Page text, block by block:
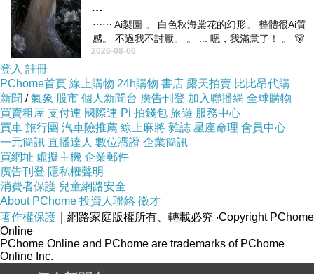
…
⋯⋯ Ai製圖 。 白色秋海棠花的幻形。 整體很Ai質
感。 不過我不討厭。 。 ... 嗯，我滿意了！ 。 🐻
昨中
2026-08-06
登入 註冊
PChome首頁 線上購物 24h購物 書店 露天拍賣 比比昂代購
新聞 /氣象 股市 個人新聞台 廣告刊登 加入聯播網 全球購物
買賣租屋 支付連 國際連 Pi 拍錢包 旅遊 服務中心
買車 旅行團 汽車險推薦 線上麻將 雜誌 星座命理 會員中心
一元簡訊 直播達人 數位憑證 企業簡訊
買網址 虛擬主機 企業郵件
廣告刊登 隱私權聲明
消費者保護 兒童網路安全
About PChome 投資人聯絡 徵才
著作權保護 ｜網路家庭版權所有、轉載必究 ‧Copyright PChome
Online
PChome Online and PChome are trademarks of PChome
Online Inc.